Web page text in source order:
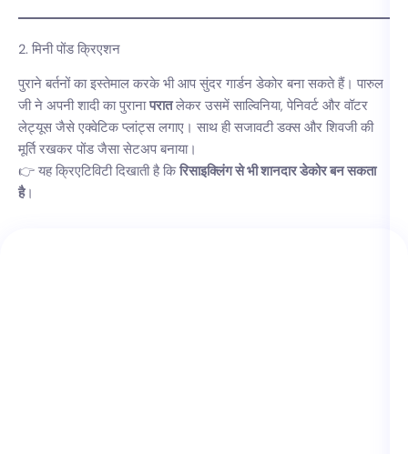
2. मिनी पोंड क्रिएशन
पुराने बर्तनों का इस्तेमाल करके भी आप सुंदर गार्डन डेकोर बना सकते हैं। पारुल
जी ने अपनी शादी का पुरानापरातलेकर उसमें साल्विनिया, पेनिवर्ट और वॉटर
लेट्यूस जैसे एक्वेटिक प्लांट्स लगाए। साथ ही सजावटी डक्स और शिवजी की
मूर्ति रखकर पोंड जैसा सेटअप बनाया।
👉 यह क्रिएटिविटी दिखाती है किरिसाइक्लिंग से भी शानदार डेकोर बन सकता
है।